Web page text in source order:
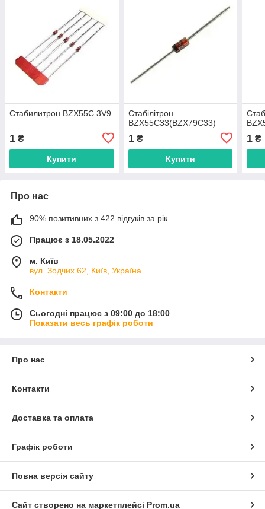
Стабилитрон BZX55C 3V9
1 ₴
Купити
Стабілітрон
BZX55C33(BZX79C33)
1₴
Купити
1 ₴
Про нас
90% позитивних з 422 відгуків за рік
Працює з 18.05.2022
м. Київ
вул. Зодчих 62, Київ, Україна
Контакти
Сьогодні працює з 09:00 до 18:00
Показати весь графік роботи
Про нас
Контакти
Доставка та оплата
Графік роботи
Повна версія сайту
Сайт створено на маркетплейсі Prom.ua